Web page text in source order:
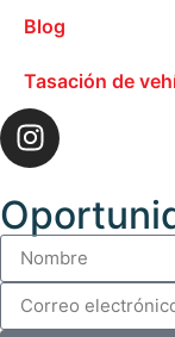
Blog
Tasación de